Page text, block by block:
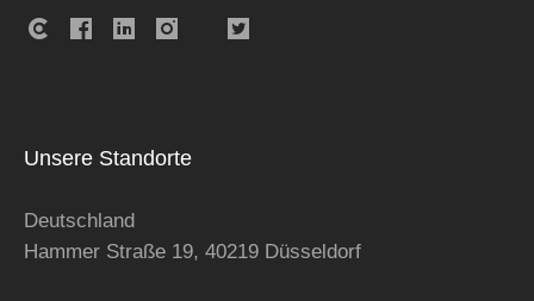
Unsere Standorte
Deutschland
Hammer Straße 19, 40219 Düsseldorf